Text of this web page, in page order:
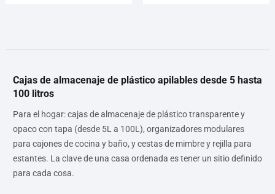
Cajas de almacenaje de plástico apilables desde 5 hasta
100 litros
Para el hogar: cajas de almacenaje de plástico transparente y
opaco con tapa (desde 5L a 100L), organizadores modulares
para cajones de cocina y baño, y cestas de mimbre y rejilla para
estantes. La clave de una casa ordenada es tener un sitio definido
para cada cosa.